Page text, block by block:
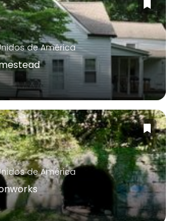
de América
de América